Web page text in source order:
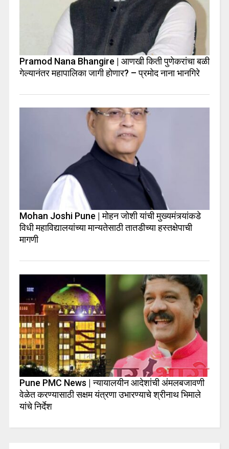
Pramod Nana Bhangire | आणखी किती पुणेकरांचा बळी
गेल्यानंतर महापालिका जागी होणार? – प्रमोद नाना भानगिरे
Mohan Joshi Pune | मोहन जोशी यांची मुख्यमंत्र्यांकडे
विधी महाविद्यालयांच्या मान्यतेसाठी तातडीच्या हस्तक्षेपाची
मागणी
Pune PMC News | न्यायालयीन आदेशांची अंमलबजावणी
वेळेत करण्यासाठी सक्षम यंत्रणा उभारण्याचे श्रीनाथ भिमाले
यांचे निर्देश